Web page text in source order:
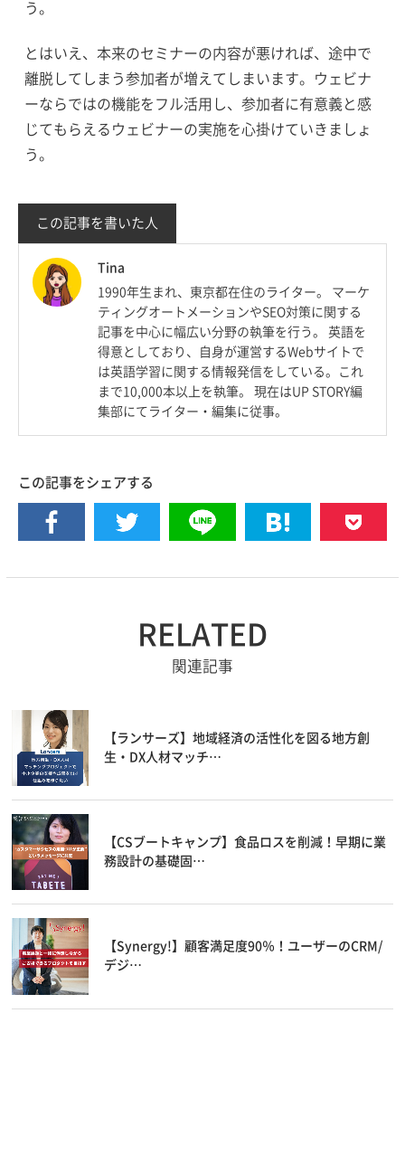
う。
とはいえ、本来のセミナーの内容が悪ければ、途中で
離脱してしまう参加者が増えてしまいます。ウェビナ
ーならではの機能をフル活用し、参加者に有意義と感
じてもらえるウェビナーの実施を心掛けていきましょ
う。
この記事を書いた人
Tina
1990年生まれ、東京都在住のライター。 マーケ
ティングオートメーションやSEO対策に関する
記事を中心に幅広い分野の執筆を行う。 英語を
得意としており、自身が運営するWebサイトで
は英語学習に関する情報発信をしている。これ
まで10,000本以上を執筆。 現在はUP STORY編
集部にてライター・編集に従事。
この記事をシェアする
RELATED
関連記事
【ランサーズ】地域経済の活性化を図る地方創
生・DX人材マッチ…
【CSブートキャンプ】食品ロスを削減！早期に業
務設計の基礎固…
【Synergy!】顧客満足度90％！ユーザーのCRM/
デジ…